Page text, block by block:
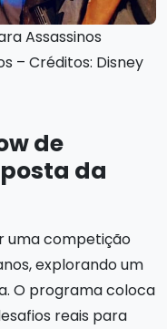
Assassinos
– Créditos: Disney
de
da
uma competição
explorando um
O programa coloca
reais para